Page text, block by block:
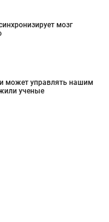
мозг
может управлять нашим
ученые